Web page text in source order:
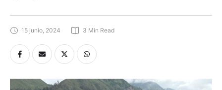
15 junio, 2024 3 Min Read